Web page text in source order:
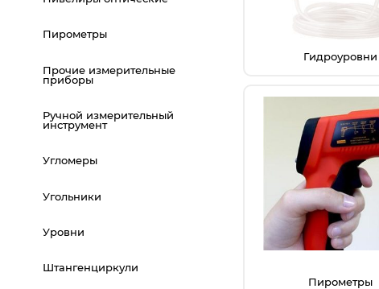
Подарочные сертификаты
Расходные материалы и оснастка
Гидроуровни
Пирометры
Пирометры
Прочие измерительные
приборы
Ручной измерительный
инструмент
Угломеры
Угольники
Уровни
Штангенциркули